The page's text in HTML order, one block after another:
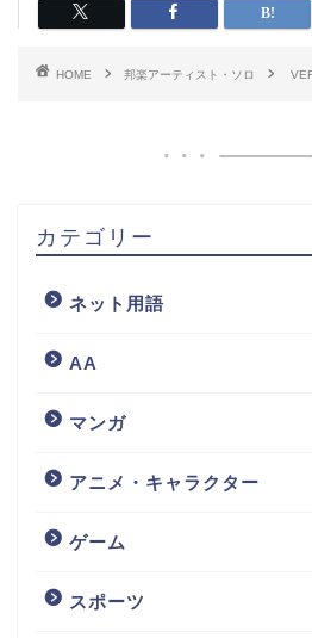
HOME 邦楽アーティスト・ソロ
カテゴリー
ネット用語
AA
マンガ
アニメ・キャラクター
ゲーム
スポーツ